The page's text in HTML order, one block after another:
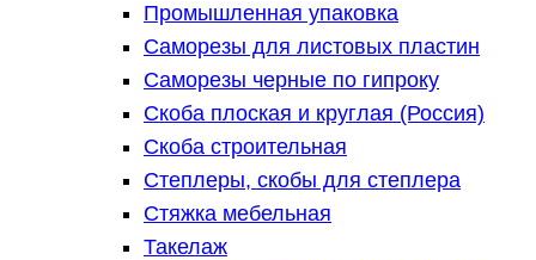
Промышленная упаковка
Саморезы для листовых пластин
Саморезы черные по гипроку
Скоба плоская и круглая (Россия)
Скоба строительная
Степлеры, скобы для степлера
Стяжка мебельная
Такелаж